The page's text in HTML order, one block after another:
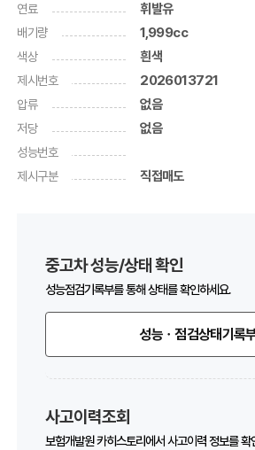
연료 휘발유
배기량 1,999cc
색상 흰색
제시번호 2026013721
압류 없음
저당 없음
성능번호
제시구분
직접매도
중고차 성능/상태 확인
성능점검기록부를 통해 상태를 확인하세요.
성능ㆍ점검상태기록
사고이력조회
보험개발원 카히스토리에서 사고이력 정보를 확